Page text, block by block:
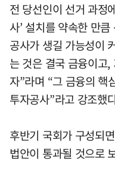
전 당선인이 선거 과정
사’ 설치를 약속한 만
공사가 생길 가능성이
는 것은 결국 금융이고
자”라며 “그 금융의 핵
투자공사”라고 강조했
후반기 국회가 구성되
법안이 통과될 것으로